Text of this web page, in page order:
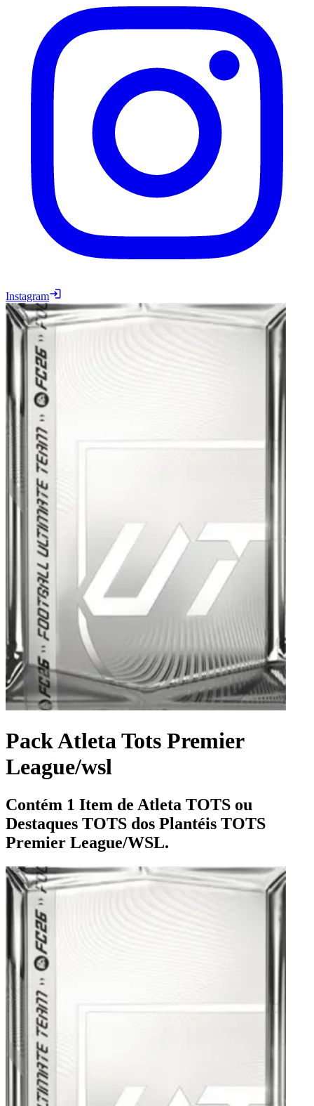
Instagram
Pack Atleta Tots Premier
League/wsl
Contém 1 Item de Atleta TOTS ou
Destaques TOTS dos Plantéis TOTS
Premier League/WSL.